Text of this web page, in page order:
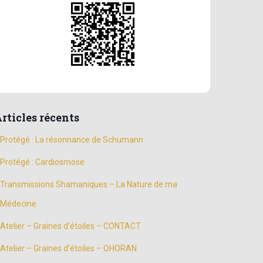
récents
Protégé : La résonnance de Schumann
Protégé : Cardiosmose
Transmissions Shamaniques – La Nature de ma
Médecine
Atelier – Graines d’étoiles – CONTACT
Atelier – Graines d’étoiles – OHORAN